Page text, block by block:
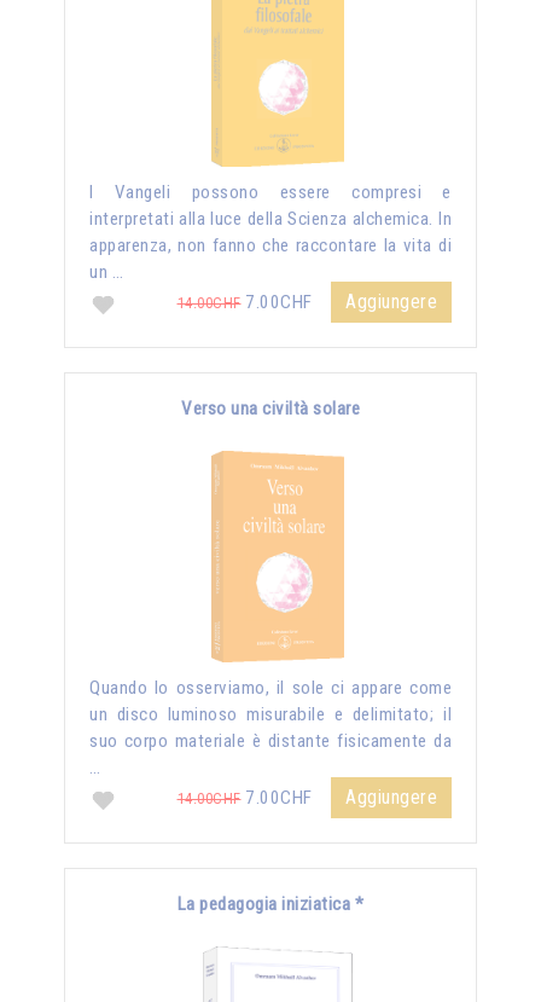
I Vangeli possono essere compresi e
interpretati alla luce della Scienza alchemica. In
apparenza, non fanno che raccontare la vita di
un …
14.00CHF7.00CHF Aggiungere
Verso una civiltà solare
Quando lo osserviamo, il sole ci appare come
un disco luminoso misurabile e delimitato; il
suo corpo materiale è distante fisicamente da
…
14.00CHF7.00CHF Aggiungere
La pedagogia iniziatica *